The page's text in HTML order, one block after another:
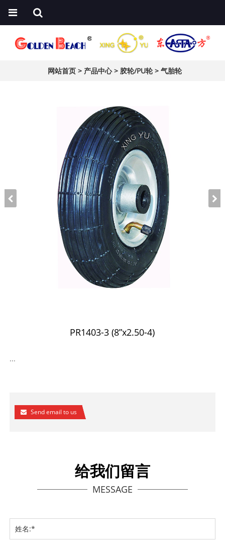
网站首页 > 产品中心> 胶轮/PU轮>气胎轮
PR1403-3 (8”x2.50-4)
...
Send email to us
给我们留言
MESSAGE